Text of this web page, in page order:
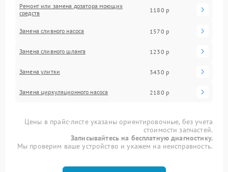
Ремонт или замена дозатора моющих
средств
1180 р
Замена сливного насоса 1570 р
Замена сливного шланга 1230 р
Замена улитки 3430 р
Замена циркуляционного насоса 2180 р
Цены в прайс-листе указаны ориентировочные, без учета
стоимости запчастей.
Записывайтесь на бесплатную диагностику.
Мы проверим ваше устройство и укажем на неисправность.